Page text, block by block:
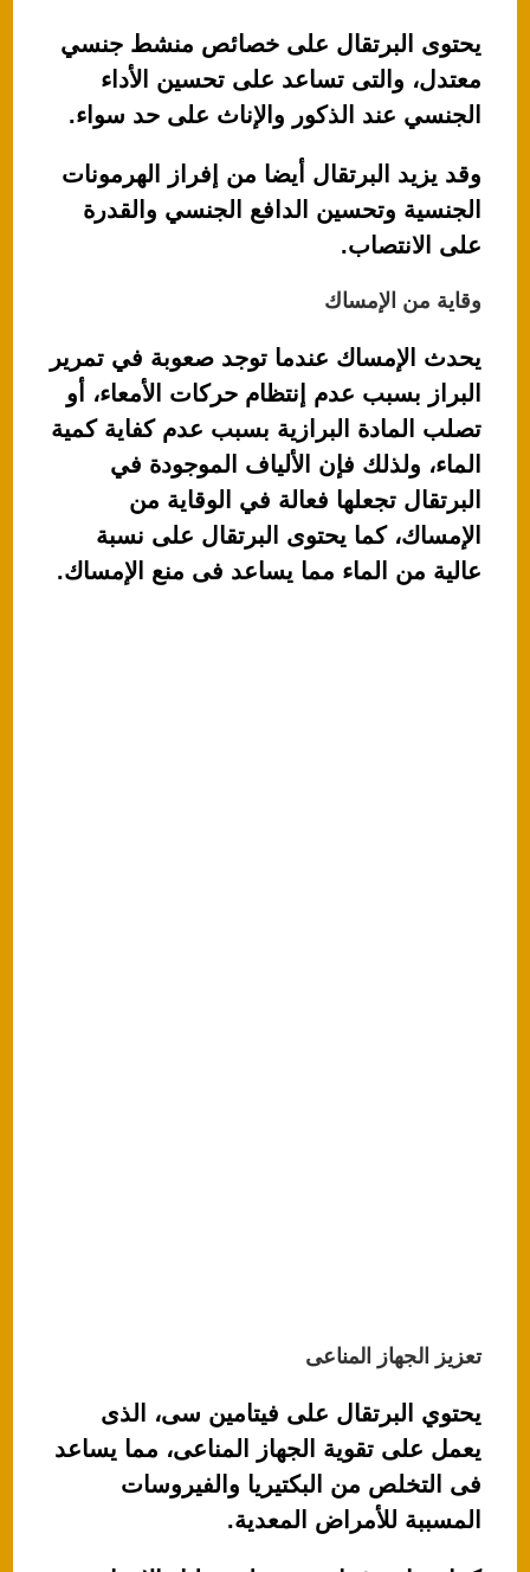
يحتوى البرتقال على خصائص منشط جنسي
معتدل، والتى تساعد على تحسين الأداء
الجنسي عند الذكور والإناث على حد سواء.
وقد يزيد البرتقال أيضا من إفراز الهرمونات
الجنسية وتحسين الدافع الجنسي والقدرة
على الانتصاب.
وقاية من الإمساك
يحدث الإمساك عندما توجد صعوبة في تمرير
البراز بسبب عدم إنتظام حركات الأمعاء، أو
تصلب المادة البرازية بسبب عدم كفاية كمية
الماء، ولذلك فإن الألياف الموجودة في
البرتقال تجعلها فعالة في الوقاية من
الإمساك، كما يحتوى البرتقال على نسبة
عالية من الماء مما يساعد فى منع الإمساك.
تعزيز الجهاز المناعى
يحتوي البرتقال على فيتامين سى، الذى
يعمل على تقوية الجهاز المناعى، مما يساعد
فى التخلص من البكتيريا والفيروسات
المسببة للأمراض المعدية.